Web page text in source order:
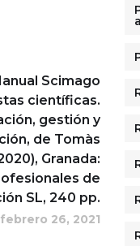
Scimago
científicas.
gestión y
de Tomàs
Granada:
de
SL, 240 pp.
febrero 26, 2021